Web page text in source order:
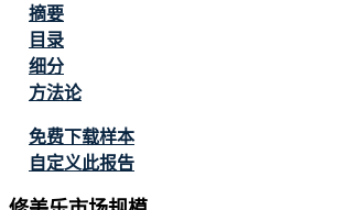
摘要
目录
细分
方法论
免费下载样本
自定义此报告